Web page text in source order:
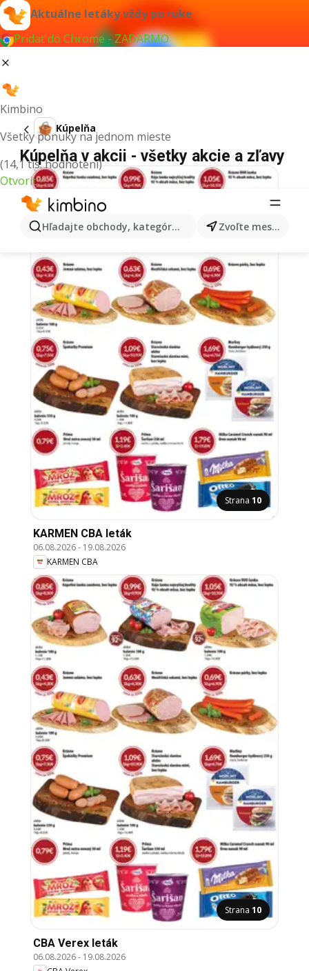
Aktuálne letáky vždy po ruke
Pridať do Chrome - ZADARMO
Kimbino
Všetky ponuky na jednom mieste
(14,1 tis. hodnotení)
Otvoriť
Hľadajte obchody, kategórie, produkty... Zvoľte mesto
Kúpelňa
Kúpelňa v akcii - všetky akcie a zľavy
Strana 10
KARMEN CBA leták
06.08.2026- 19.08.2026
KARMEN CBA
Strana 10
CBA Verex leták
06.08.2026- 19.08.2026